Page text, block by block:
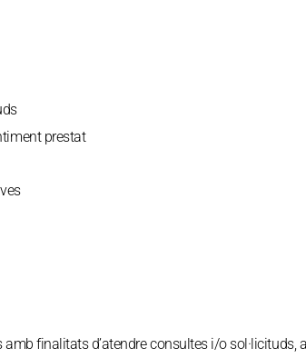
prestat
finalitats d’atendre consultes i/o